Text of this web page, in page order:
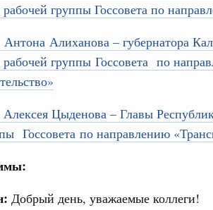
рабочей группы Госсовета по
Алиханова – губернатора
рабочей группы Госсовета по
Цыденова – Главы
Госсовета по направлению
Добрый день, уважаемые коллеги!
итогам XI конференции «Цифровая
поздравили россиян с Днём
организации. Добровольчество и волонтёрство.
медиков с 10-летием
Татьяна Голикова поздравила участников
«Волонтёры-медики» с 10-летним юбилеем.